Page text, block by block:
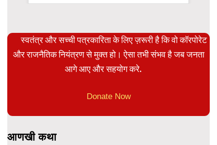
स्वतंत्र और सच्ची पत्रकारिता के लिए ज़रूरी है कि वो कॉरपोरेट
और राजनैतिक नियंत्रण से मुक्त हो। ऐसा तभी संभव है जब जनता
आगे आए और सहयोग करे.
Donate Now
आणखी कथा